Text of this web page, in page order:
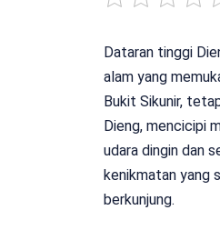
Dataran tinggi
alam yang
Bukit Sikunir,
Dieng, mencicipi
udara dingin dan
kenikmatan yang
berkunjung.